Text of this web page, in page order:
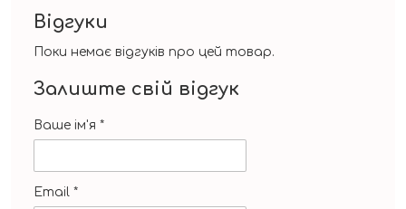
Відгуки
Поки немає відгуків про цей товар.
Залиште свій відгук
Ваше ім'я *
Email *